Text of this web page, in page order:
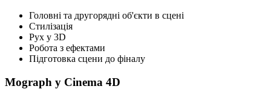
Головні та другорядні об'єкти в сцені
Стилізація
Рух у 3D
Робота з ефектами
Підготовка сцени до фіналу
Mograph у Cinema 4D